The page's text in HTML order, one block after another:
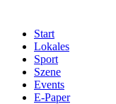
Start
Lokales
Sport
Szene
Events
E-Paper